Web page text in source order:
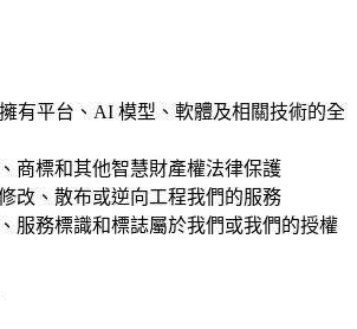
有平台、AI 模型、軟體及相關技術的全
商標和其他智慧財產權法律保護
改、散布或逆向工程我們的服務
服務標識和標誌屬於我們或我們的授權